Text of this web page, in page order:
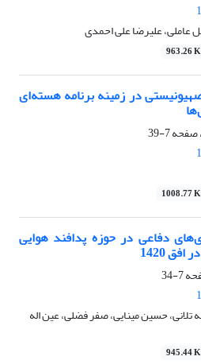
علیرضا علی احمدی
963.26 K
در زمینه برنامه هسته‌ای
7-39
1008.77 K
دفاعی در حوزه پدافند هوایی
1420
7-34
تلانی، حسین مینایی، صفر فضلی، عین اله
945.44 K